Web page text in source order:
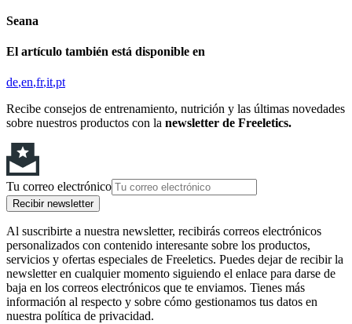
Seana
El artículo también está disponible en
de en fr it pt
Recibe consejos de entrenamiento, nutrición y las últimas novedades
sobre nuestros productos con la newsletter de Freeletics.
Tu correo electrónico
Recibir newsletter
Al suscribirte a nuestra newsletter, recibirás correos electrónicos
personalizados con contenido interesante sobre los productos,
servicios y ofertas especiales de Freeletics. Puedes dejar de recibir la
newsletter en cualquier momento siguiendo el enlace para darse de
baja en los correos electrónicos que te enviamos. Tienes más
información al respecto y sobre cómo gestionamos tus datos en
nuestra política de privacidad.